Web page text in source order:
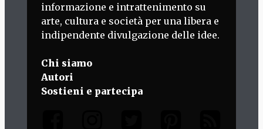
informazione e intrattenimento su
arte, cultura e società per una libera e
indipendente divulgazione delle idee.
Chi siamo
Autori
Sostieni e partecipa